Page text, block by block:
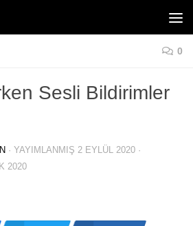
0
Sesli Bildirimler
· YAYIMLANMIŞ 2 EYLÜL 2020 ·
2020